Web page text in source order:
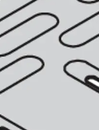
Zurück